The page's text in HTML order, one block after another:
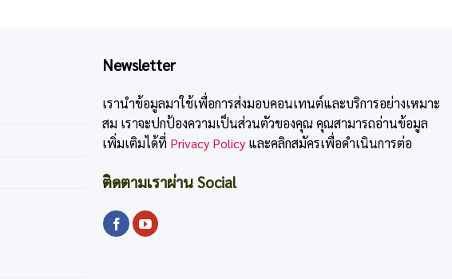
หย่อน
ภาษี
2568
Newsletter
เรานำข้อมูลมาใช้เพื่อการส่งมอบคอนเทนต์และบริการอย่างเหมาะ
สม เราจะปกป้องความเป็นส่วนตัวของคุณ คุณสามารถอ่านข้อมูล
เพิ่มเติมได้ที่ Privacy Policy และคลิกสมัครเพื่อดำเนินการต่อ
ติดตามเราผ่าน Social